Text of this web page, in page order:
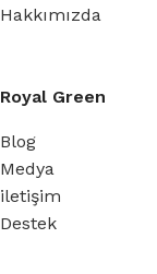
Hakkımızda
Royal Green
Blog
Medya
iletişim
Destek